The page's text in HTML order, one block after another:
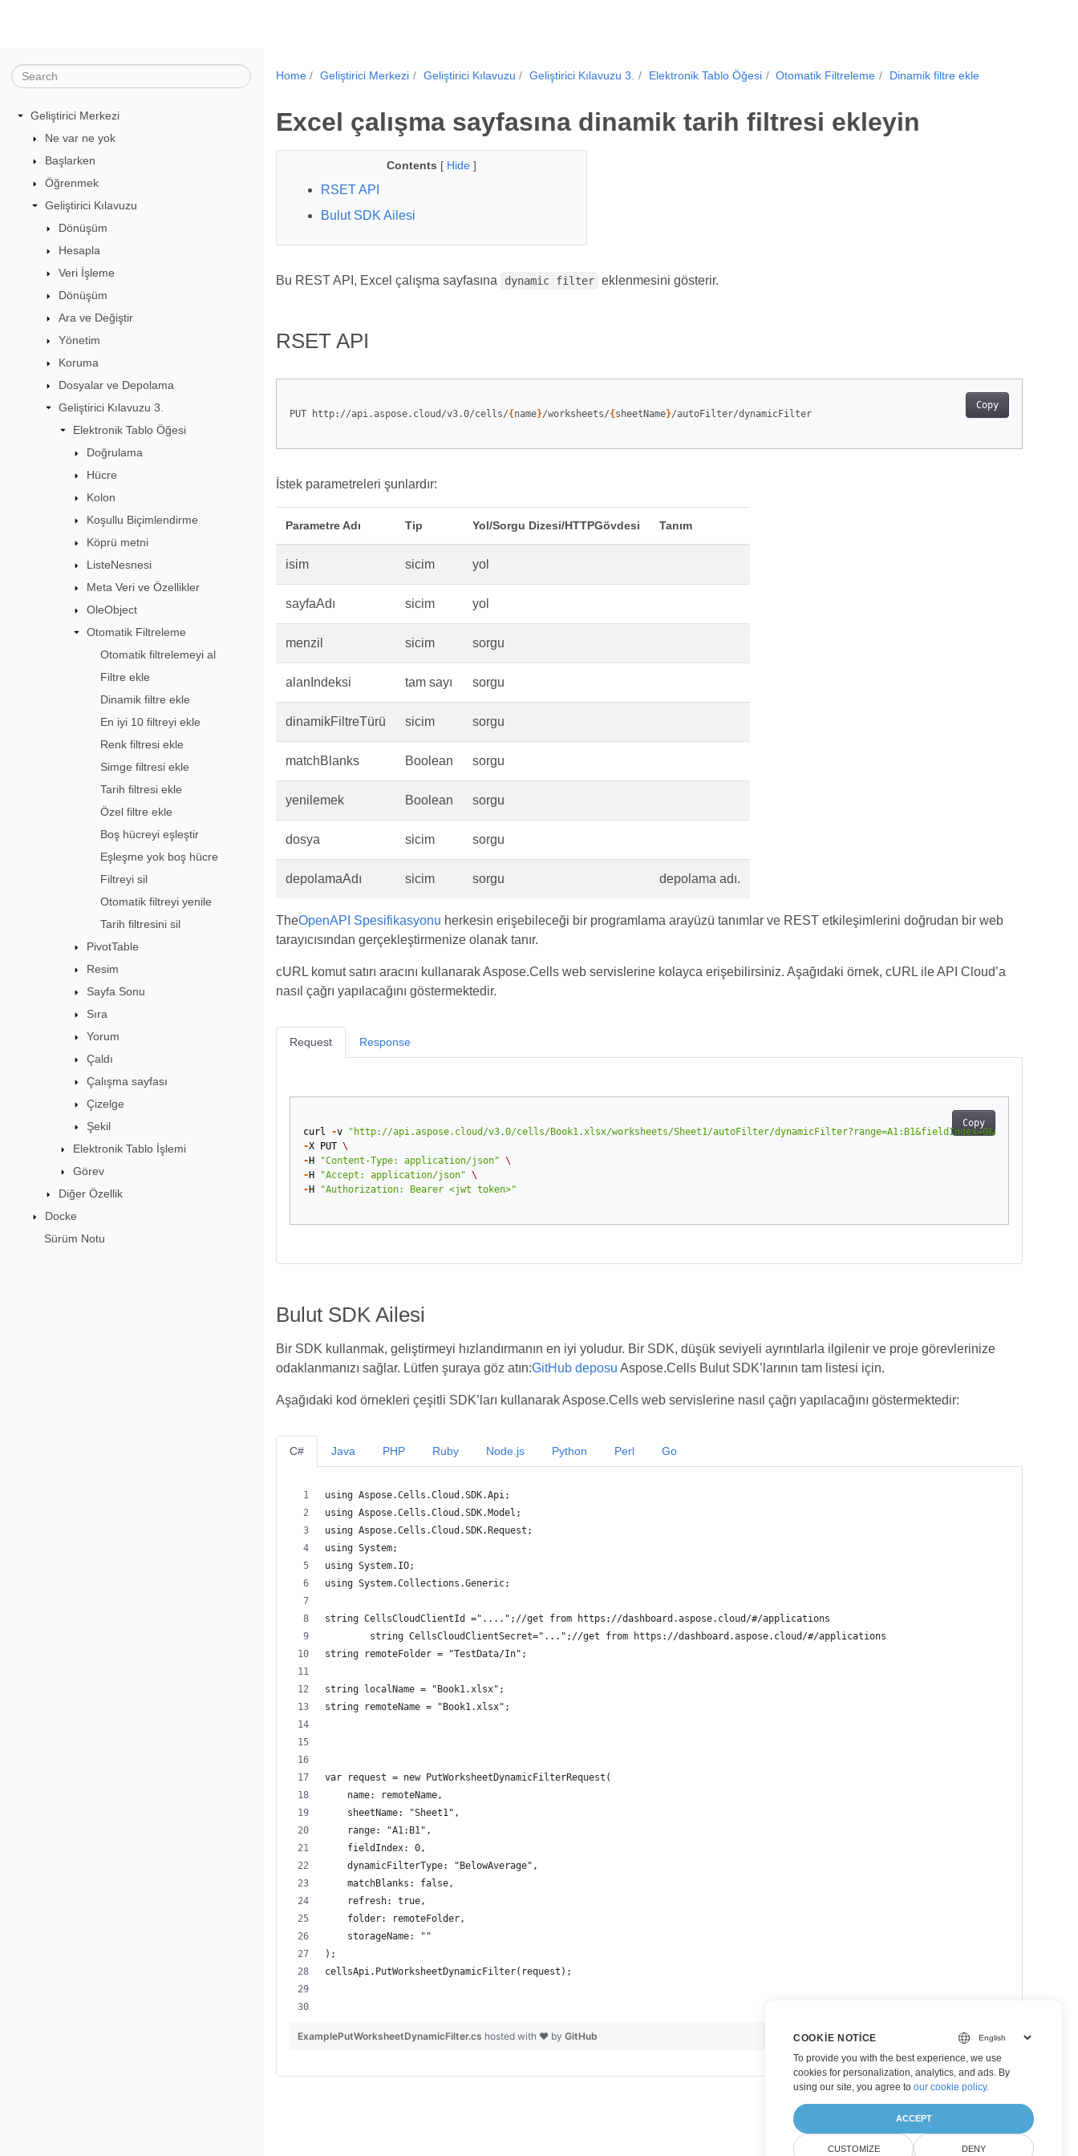
Geliştirici Merkezi
Ne var ne yok
Başlarken
Öğrenmek
Geliştirici Kılavuzu
Dönüşüm
Hesapla
Veri İşleme
Dönüşüm
Ara ve Değiştir
Yönetim
Koruma
Dosyalar ve Depolama
Geliştirici Kılavuzu 3.
Elektronik Tablo Öğesi
Doğrulama
Hücre
Kolon
Koşullu Biçimlendirme
Köprü metni
ListeNesnesi
Meta Veri ve Özellikler
OleObject
Otomatik Filtreleme
Otomatik filtrelemeyi al
Filtre ekle
Dinamik filtre ekle
En iyi 10 filtreyi ekle
Renk filtresi ekle
Simge filtresi ekle
Tarih filtresi ekle
Özel filtre ekle
Boş hücreyi eşleştir
Eşleşme yok boş hücre
Filtreyi sil
Otomatik filtreyi yenile
Tarih filtresini sil
PivotTable
Resim
Sayfa Sonu
Sıra
Yorum
Çaldı
Çalışma sayfası
Çizelge
Şekil
Elektronik Tablo İşlemi
Görev
Diğer Özellik
Docke
Sürüm Notu
Home Geliştirici Merkezi Geliştirici Kılavuzu Geliştirici Kılavuzu 3. Elektronik Tablo Öğesi Otomatik Filtreleme Dinamik filtre ekle
Excel çalışma sayfasına dinamik tarih filtresi ekleyin
Contents [ Hide ]
RSET API
Bulut SDK Ailesi
Bu REST API, Excel çalışma sayfasına dynamic filter eklenmesini gösterir.
RSET API
Copy
PUT http://api.aspose.cloud/v3.0/cells/{ name}/worksheets/{ sheetName}/autoFilter/dynamicFilter
İstek parametreleri şunlardır:
Parametre Adı Tip Yol/Sorgu Dizesi/HTTPGövdesi Tanım
isim sicim yol
sayfaAdı sicim yol
menzil sicim sorgu
alanIndeksi tam sayı sorgu
dinamikFiltreTürü sicim sorgu
matchBlanks Boolean sorgu
yenilemek Boolean sorgu
dosya sicim sorgu
depolamaAdı sicim sorgu depolama adı.
TheOpenAPI Spesifikasyonu herkesin erişebileceği bir programlama arayüzü tanımlar ve REST etkileşimlerini doğrudan bir web
tarayıcısından gerçekleştirmenize olanak tanır.
cURL komut satırı aracını kullanarak Aspose.Cells web servislerine kolayca erişebilirsiniz. Aşağıdaki örnek, cURL ile API Cloud’a
nasıl çağrı yapılacağını göstermektedir.
Request
Copy
curl -v
"http://api.aspose.cloud/v3.0/cells/Book1.xlsx/worksheets/Sheet1/autoFilter/
-X PUT \
- H "Content-Type: application/json" \
- H "Accept: application/json" \
- H "Authorization: Bearer <jwt token>"
Response
Bulut SDK Ailesi
Bir SDK kullanmak, geliştirmeyi hızlandırmanın en iyi yoludur. Bir SDK, düşük seviyeli ayrıntılarla ilgilenir ve proje görevlerinize
odaklanmanızı sağlar. Lütfen şuraya göz atın:GitHub deposu Aspose.Cells Bulut SDK’larının tam listesi için.
Aşağıdaki kod örnekleri çeşitli SDK’ları kullanarak Aspose.Cells web servislerine nasıl çağrı yapılacağını göstermektedir:
C#
using Aspose.Cells.Cloud.SDK.Api;
using Aspose.Cells.Cloud.SDK.Model;
using Aspose.Cells.Cloud.SDK.Request;
using System;
using System.IO;
using System.Collections.Generic;
string CellsCloudClientId ="....";//get from https://dashboard.aspose.cloud/#/applications
        string CellsCloudClientSecret="...";//get from https://dashboard.aspose.cloud/#/applications
string remoteFolder = "TestData/In";
string localName = "Book1.xlsx";
string remoteName = "Book1.xlsx";
var request = new PutWorksheetDynamicFilterRequest(
    name: remoteName,
    sheetName: "Sheet1",
    range: "A1:B1",
    fieldIndex: 0,
    dynamicFilterType: "BelowAverage",
    matchBlanks: false,
    refresh: true,
    folder: remoteFolder,
    storageName: ""
);
cellsApi.PutWorksheetDynamicFilter(request);
view raw
ExamplePutWorksheetDynamicFilter.cs hosted with ❤ by GitHub
Java PHP Ruby Node.js Python Perl Go
COOKIE NOTICE
To provide you with the best experience, we use
cookies for personalization, analytics, and ads. By
using our site, you agree to our cookie policy.
ACCEPT
CUSTOMIZE DENY